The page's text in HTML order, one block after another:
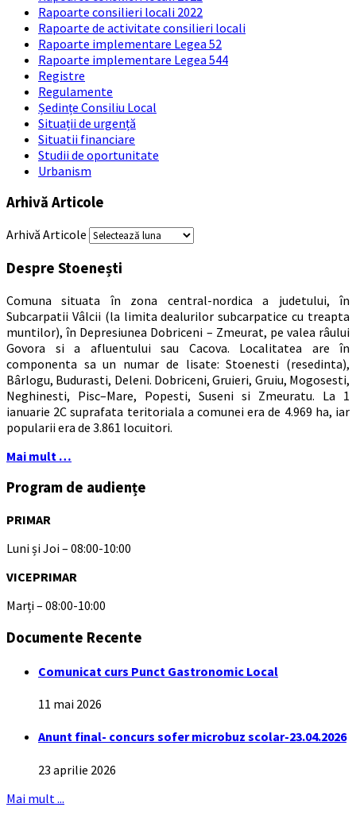
Rapoarte consilieri locali 2022
Rapoarte de activitate consilieri locali
Rapoarte implementare Legea 52
Rapoarte implementare Legea 544
Registre
Regulamente
Ședințe Consiliu Local
Situații de urgență
Situatii financiare
Studii de oportunitate
Urbanism
Arhivă Articole
Arhivă Articole
Despre Stoenești
Comuna situata în zona central-nordica a judetului, în
Subcarpatii Vâlcii (la limita dealurilor subcarpatice cu treapta
muntilor), în Depresiunea Dobriceni – Zmeurat, pe valea râului
Govora si a afluentului sau Cacova. Localitatea are în
componenta sa un numar de lisate: Stoenesti (resedinta),
Bârlogu, Budurasti, Deleni. Dobriceni, Gruieri, Gruiu, Mogosesti,
Neghinesti, Pisc–Mare, Popesti, Suseni si Zmeuratu. La 1
ianuarie 2C suprafata teritoriala a comunei era de 4.969 ha, iar
popularii era de 3.861 locuitori.
Mai mult …
Program de audiențe
PRIMAR
Luni și Joi – 08:00-10:00
VICEPRIMAR
Marți – 08:00-10:00
Documente Recente
Comunicat curs Punct Gastronomic Local
11 mai 2026
Anunt final- concurs sofer microbuz scolar-23.04.2026
23 aprilie 2026
Mai mult ...